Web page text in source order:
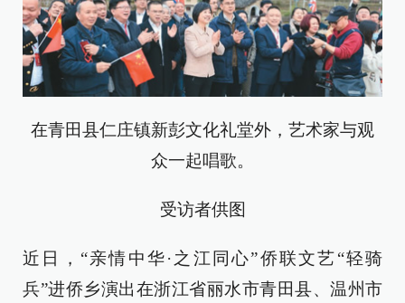
在青田县仁庄镇新彭文化礼堂外，艺术家与观
众一起唱歌。
受访者供图
近日，“亲情中华·之江同心”侨联文艺“轻骑
兵”进侨乡演出在浙江省丽水市青田县、温州市